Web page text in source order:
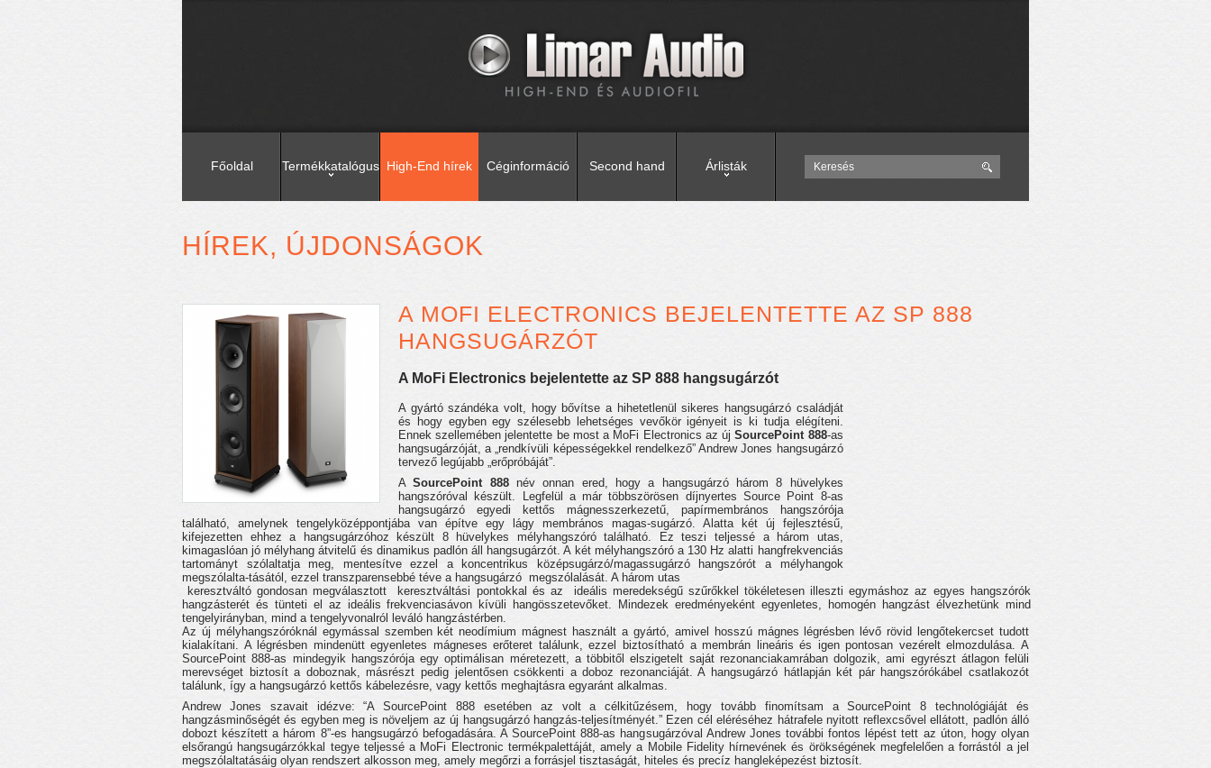
Főoldal Termékkatalógus High-End hírek Céginformáció Second hand Árlisták
HÍREK, ÚJDONSÁGOK
A MOFI ELECTRONICS BEJELENTETTE AZ SP 888
HANGSUGÁRZÓT
A MoFi Electronics bejelentette az SP 888 hangsugárzót
A gyártó szándéka volt, hogy bővítse a hihetetlenül sikeres hangsugárzó családját
és hogy egyben egy szélesebb lehetséges vevőkör igényeit is ki tudja elégíteni.
Ennek szellemében jelentette be most a MoFi Electronics az újSourcePoint 888-as
hangsugárzóját, a „rendkívüli képességekkel rendelkező” Andrew Jones hangsugárzó
tervező legújabb „erőpróbáját”.
ASourcePoint 888név onnan ered, hogy a hangsugárzó három 8 hüvelykes
hangszóróval készült. Legfelül a már többszörösen díjnyertes Source Point 8-as
hangsugárzó egyedi kettős mágnesszerkezetű, papírmembrános hangszórója
található, amelynek tengelyközéppontjába van építve egy lágy membrános magas-sugárzó. Alatta két új fejlesztésű,
kifejezetten ehhez a hangsugárzóhoz készült 8 hüvelykes mélyhangszóró található. Ez teszi teljessé a három utas,
kimagaslóan jó mélyhang átvitelű és dinamikus padlón áll hangsugárzót. A két mélyhangszóró a 130 Hz alatti hangfrekvenciás
tartományt szólaltatja meg, mentesítve ezzel a koncentrikus középsugárzó/magassugárzó hangszórót a mélyhangok
megszólalta-tásától, ezzel transzparensebbé téve a hangsugárzó megszólalását. A három utas
keresztváltó gondosan megválasztott
keresztváltási pontokkal és az
ideális meredekségű szűrőkkel tökéletesen illeszti egymáshoz az egyes hangszórók
hangzásterét és tünteti el az ideális frekvenciasávon kívüli hangösszetevőket. Mindezek eredményeként egyenletes, homogén hangzást élvezhetünk mind
tengelyirányban, mind a tengelyvonalról leváló hangzástérben.
Az új mélyhangszóróknál egymással szemben két neodímium mágnest használt a gyártó, amivel hosszú mágnes légrésben lévő rövid lengőtekercset tudott
kialakítani. A légrésben mindenütt egyenletes mágneses erőteret találunk, ezzel biztosítható a membrán lineáris és igen pontosan vezérelt elmozdulása. A
SourcePoint 888-as mindegyik hangszórója egy optimálisan méretezett, a többitől elszigetelt saját rezonanciakamrában dolgozik, ami egyrészt átlagon felüli
merevséget biztosít a doboznak, másrészt pedig jelentősen csökkenti a doboz rezonanciáját. A hangsugárzó hátlapján két pár hangszórókábel csatlakozót
találunk, így a hangsugárzó kettős kábelezésre, vagy kettős meghajtásra egyaránt alkalmas.
Andrew Jones szavait idézve: “A SourcePoint 888 esetében az volt a célkitűzésem, hogy tovább finomítsam a SourcePoint 8 technológiáját és
hangzásminőségét és egyben meg is növeljem az új hangsugárzó hangzás-teljesítményét.” Ezen cél eléréséhez hátrafele nyitott reflexcsővel ellátott, padlón álló
dobozt készített a három 8”-es hangsugárzó befogadására. A SourcePoint 888-as hangsugárzóval Andrew Jones további fontos lépést tett az úton, hogy olyan
elsőrangú hangsugárzókkal tegye teljessé a MoFi Electronic termékpalettáját, amely a Mobile Fidelity hírnevének és örökségének megfelelően a forrástól a jel
megszólaltatásáig olyan rendszert alkosson meg, amely megőrzi a forrásjel tisztaságát, hiteles és precíz hangleképezést biztosít.